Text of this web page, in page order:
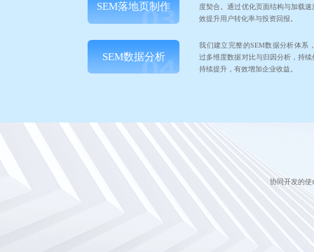
SEM落地页制作
度契合。通过优化页面结构与加载
效提升用户转化率与投资回报。
SEM数据分析
我们建立完整的SEM数据分析体系
过多维度数据对比与归因分析，持
持续提升，有效增加企业收益。
协同开发的使